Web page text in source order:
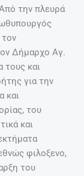
την πλευρά
Δήμαρχο Αγ.
τους και
για την
και
του
και
φιλοξενο,
του